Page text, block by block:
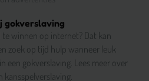
gokverslaving
te winnen op internet? Dat kan
zoek op tijd hulp wanneer leuk
een gokverslaving. Lees meer over
kansspelverslaving.